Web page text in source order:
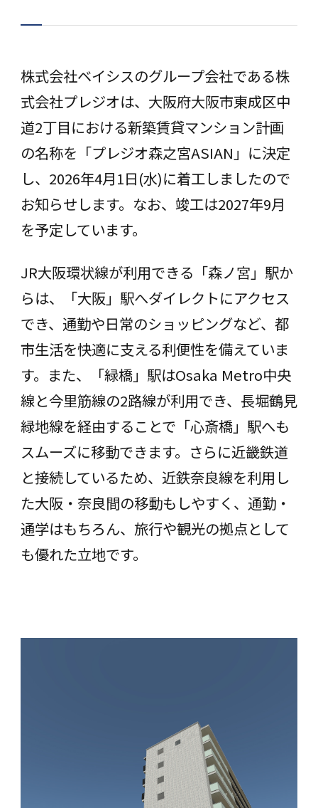
株式会社ベイシスのグループ会社である株
式会社プレジオは、大阪府大阪市東成区中
道2丁目における新築賃貸マンション計画
の名称を「プレジオ森之宮ASIAN」に決定
し、2026年4月1日(水)に着工しましたので
お知らせします。なお、竣工は2027年9月
を予定しています。
JR大阪環状線が利用できる「森ノ宮」駅か
らは、「大阪」駅へダイレクトにアクセス
でき、通勤や日常のショッピングなど、都
市生活を快適に支える利便性を備えていま
す。また、「緑橋」駅はOsaka Metro中央
線と今里筋線の2路線が利用でき、長堀鶴見
緑地線を経由することで「心斎橋」駅へも
スムーズに移動できます。さらに近畿鉄道
と接続しているため、近鉄奈良線を利用し
た大阪・奈良間の移動もしやすく、通勤・
通学はもちろん、旅行や観光の拠点として
も優れた立地です。